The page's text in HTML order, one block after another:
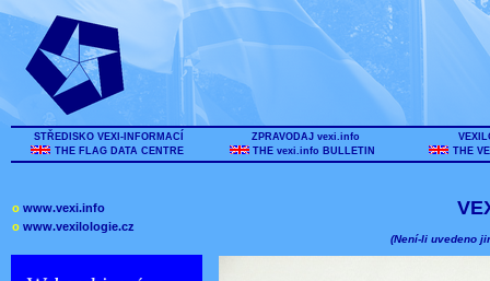
STŘEDISKO VEXI-INFORMACÍ
THE FLAG DATA CENTRE
ZPRAVODAJ vexi.info
THE vexi.info BULLETIN
THE
o www.vexi.info
o www.vexilologie.cz
(Není-li uvedeno